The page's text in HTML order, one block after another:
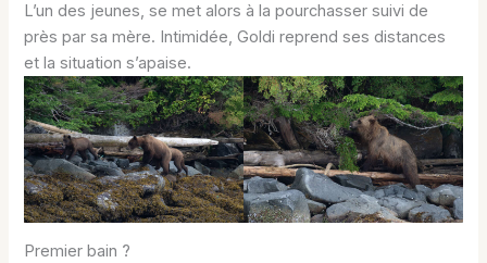
L’un des jeunes, se met alors à la pourchasser suivi de
près par sa mère. Intimidée, Goldi reprend ses distances
et la situation s’apaise.
Premier bain ?